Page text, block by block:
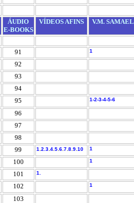
ÁUDIO
E-BOOKS
VÍDEOS AFINS V.M. SAMAEL
91 1
92
93
94
95 1-2-3-4-5-6
96
97
98
99 1 2 .3. 4. 5. 6. 7. 8. 9. 10 1
100 1
101 1.
102 1
103